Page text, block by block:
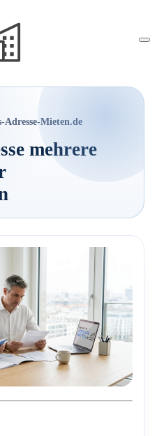
Adresse-Mieten.de
mehrere